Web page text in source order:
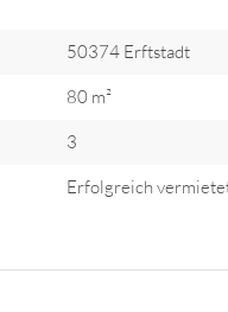
50374 Erftstadt
80 m²
3
Erfolgreich